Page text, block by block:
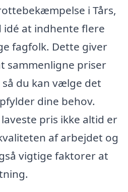
i Tårs,
idé at indhente flere
fagfolk. Dette giver
sammenligne priser
du kan vælge det
dine behov.
pris ikke altid er
af arbejdet og
vigtige faktorer at